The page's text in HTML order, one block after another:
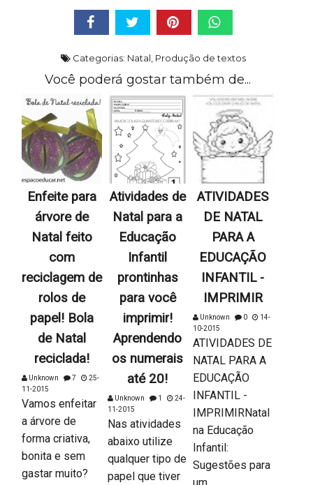
Categorias: Natal, Produção de textos
Você poderá gostar também de...
Enfeite para
árvore de
Natal feito
com
reciclagem de
rolos de
papel! Bola
de Natal
reciclada!
Unknown 7
25-
11-2015
Vamos enfeitar
a árvore de
forma criativa,
bonita e sem
gastar muito?
Atividades de
Natal para a
Educação
Infantil
prontinhas
para você
imprimir!
Aprendendo
os numerais
até 20!
Unknown 1
24-
11-2015
Nas atividades
abaixo utilize
qualquer tipo de
papel que tiver
ATIVIDADES
DE NATAL
PARA A
EDUCAÇÃO
INFANTIL -
IMPRIMIR
Unknown 0
14-
10-2015
ATIVIDADES DE
NATAL PARA A
EDUCAÇÃO
INFANTIL -
IMPRIMIRNatal
na Educação
Infantil:
Sugestões para